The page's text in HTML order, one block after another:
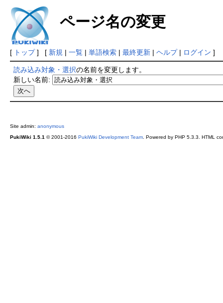
ページ名の変更
[ トップ] [ 新規 | 一覧| 単語検索| 最終更新| ヘルプ| ログイン ]
読み込み対象・選択の名前を変更します。
新しい名前:
Site admin: anonymous
PukiWiki 1.5.1 © 2001-2016 PukiWiki Development Team. Powered by PHP 5.3.3. HTML